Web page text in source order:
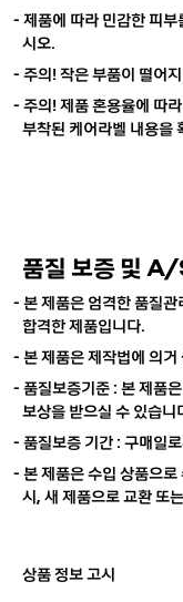
- 제품에 따라 민감한 피
시오.
- 주의! 작은 부품이 떨어
- 주의! 제품 혼용율에 따
부착된 케어라벨 내용을
품질 보증 및
- 본 제품은 엄격한 품질
합격한 제품입니다.
- 본 제품은 제작법에 의
- 품질보증기준 : 본 제품
보상을 받으실 수 있습니
- 품질보증 기간 : 구매일
- 본 제품은 수입 상품으
시, 새 제품으로 교환 또
상품 정보 고시